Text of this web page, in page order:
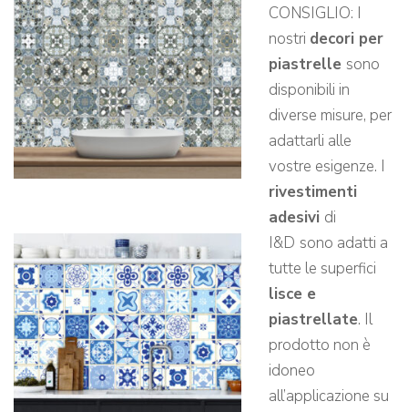
CONSIGLIO: I
nostri decori per
piastrelle sono
disponibili in
diverse misure, per
adattarli alle
vostre esigenze. I
rivestimenti
adesivi di
I&D sono adatti a
tutte le superfici
lisce e
piastrellate. Il
prodotto non è
idoneo
all’applicazione su